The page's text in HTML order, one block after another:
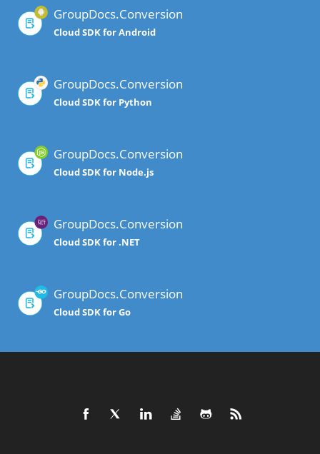
GroupDocs.Conversion
Cloud SDK for Android
GroupDocs.Conversion
Cloud SDK for Python
GroupDocs.Conversion
Cloud SDK for Node.js
GroupDocs.Conversion
Cloud SDK for .NET
GroupDocs.Conversion
Cloud SDK for Go